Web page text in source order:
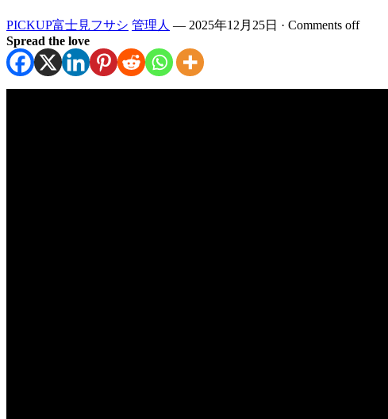
PICKUP富士見フサシ 管理人 — 2025年12月25日 · Comments off
Spread the love